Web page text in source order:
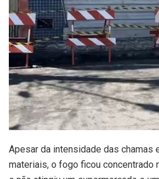
Apesar da intensidade das chamas
materiais, o fogo ficou concentrado